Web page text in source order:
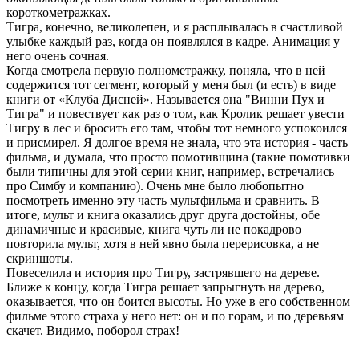
короткометражках.
Тигра, конечно, великолепен, и я расплывалась в счастливой
улыбке каждый раз, когда он появлялся в кадре. Анимация у
него очень сочная.
Когда смотрела первую полнометражку, поняла, что в ней
содержится тот сегмент, который у меня был (и есть) в виде
книги от «Клуба Дисней». Называется она "Винни Пух и
Тигра" и повествует как раз о том, как Кролик решает увести
Тигру в лес и бросить его там, чтобы тот немного успокоился
и присмирел. Я долгое время не знала, что эта история - часть
фильма, и думала, что просто помотивщина (такие помотивки
были типичны для этой серии книг, например, встречались
про Симбу и компанию). Очень мне было любопытно
посмотреть именно эту часть мультфильма и сравнить. В
итоге, мульт и книга оказались друг друга достойны, обе
динамичные и красивые, книга чуть ли не покадрово
повторила мульт, хотя в ней явно была перерисовка, а не
скриншоты.
Повеселила и история про Тигру, застрявшего на дереве.
Ближе к концу, когда Тигра решает запрыгнуть на дерево,
оказывается, что он боится высоты. Но уже в его собственном
фильме этого страха у него нет: он и по горам, и по деревьям
скачет. Видимо, поборол страх!